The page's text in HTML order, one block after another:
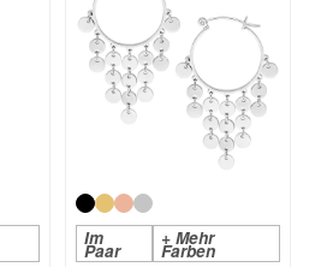
Im
Paar
+ Mehr
Farben